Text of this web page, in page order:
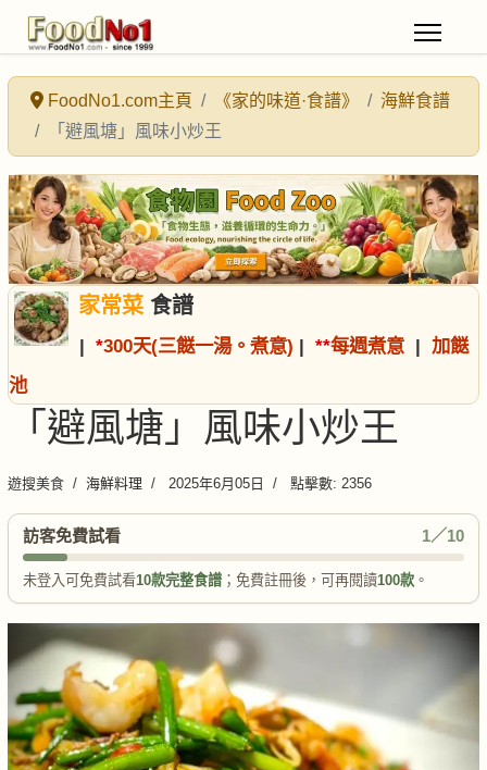
FoodNo1.com主頁 《家的味道·食譜》
海鮮食譜
「避風塘」風味小炒王
家常菜食譜
| *300天(三餸一湯。煮意) | **每週煮意 | 加餸
池
「避風塘」風味小炒王
遊搜美食 海鮮料理 2025年6月05日 點擊數: 2356
訪客免費試看 1／10
未登入可免費試看10款完整食譜 ；免費註冊後，可再閱讀100款 。